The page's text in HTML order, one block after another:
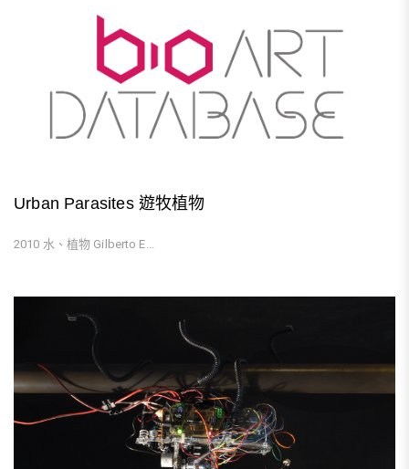
Urban Parasites 遊牧植物
2010 水、植物 Gilberto E...